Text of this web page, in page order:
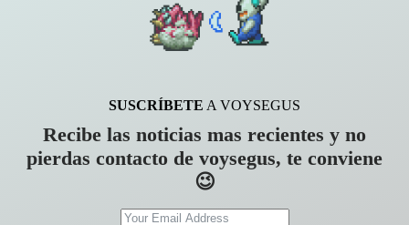
SUSCRÍBETE A VOYSEGUS
Recibe las noticias mas recientes y no
pierdas contacto de voysegus, te conviene
😉